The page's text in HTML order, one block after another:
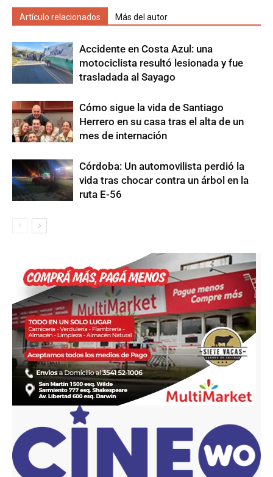
Artículo relacionados Más del autor
Accidente en Costa Azul: una
motociclista resultó lesionada y fue
trasladada al Sayago
Cómo sigue la vida de Santiago
Herrero en su casa tras el alta de un
mes de internación
Córdoba: Un automovilista perdió la
vida tras chocar contra un árbol en la
ruta E-56